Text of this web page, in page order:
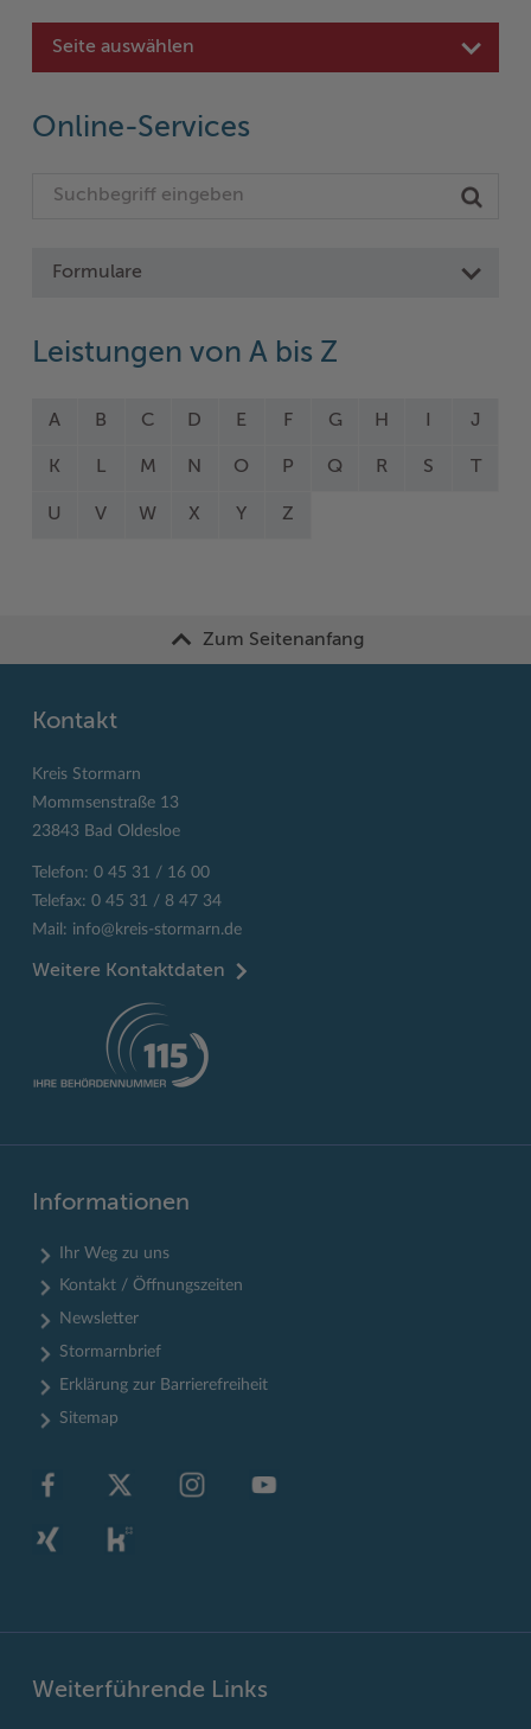
Seite auswählen
Online-Services
Formulare
Leistungen von A bis Z
A B C D E F G H J
K L M N O P Q R S T
U V W X Y Z
Zum Seitenanfang
Kontakt
Kreis Stormarn
Mommsenstraße 13
23843 Bad Oldesloe
Telefon: 0 45 31 / 16 00
Telefax: 0 45 31 / 8 47 34
Mail: info@kreis-stormarn.de
Weitere Kontaktdaten
Informationen
Ihr Weg zu uns
Kontakt / Öffnungszeiten
Newsletter
Stormarnbrief
Erklärung zur Barrierefreiheit
Sitemap
Weiterführende Links